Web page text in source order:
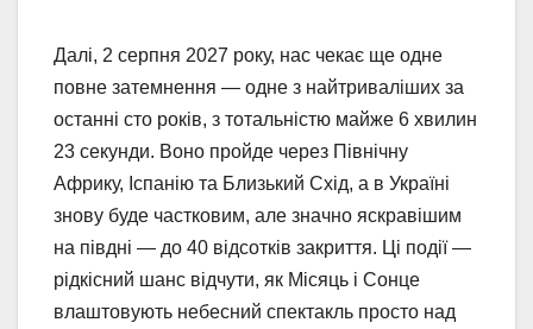
Далі, 2 серпня 2027 року, нас чекає ще одне
повне затемнення — одне з найтриваліших за
останні сто років, з тотальністю майже 6 хвилин
23 секунди. Воно пройде через Північну
Африку, Іспанію та Близький Схід, а в Україні
знову буде частковим, але значно яскравішим
на півдні — до 40 відсотків закриття. Ці події —
рідкісний шанс відчути, як Місяць і Сонце
влаштовують небесний спектакль просто над